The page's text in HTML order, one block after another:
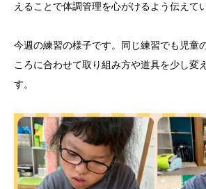
えることで体調管理を心がけるよう伝えて
今週の練習の様子です。同じ練習でも児童
ころに合わせて取り組み方や道具を少し変
す。